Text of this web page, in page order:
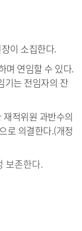
이 소집한다.
며 연임할 수 있다.
기는 전임자의 잔
적위원 과반수의
로 의결한다.(개정
보존한다.